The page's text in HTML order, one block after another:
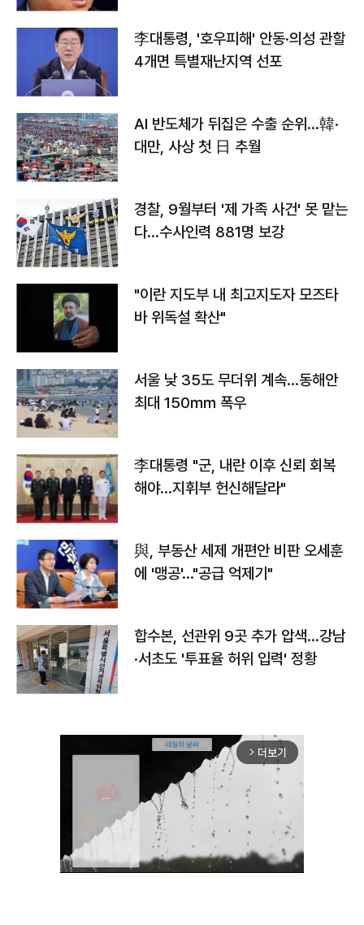
李대통령, '호우피해' 안동·의성 관할
4개면 특별재난지역 선포
AI 반도체가 뒤집은 수출 순위…韓·
대만, 사상 첫 日 추월
경찰, 9월부터 '제 가족 사건' 못 맡는
다…수사인력 881명 보강
"이란 지도부 내 최고지도자 모즈타
바 위독설 확산"
서울 낮 35도 무더위 계속…동해안
최대 150㎜ 폭우
李대통령 "군, 내란 이후 신뢰 회복
해야…지휘부 헌신해달라"
與, 부동산 세제 개편안 비판 오세훈
에 '맹공'…"공급 억제기"
합수본, 선관위 9곳 추가 압색…강남
·서초도 '투표율 허위 입력' 정황
arrow_forward_ios 더보기